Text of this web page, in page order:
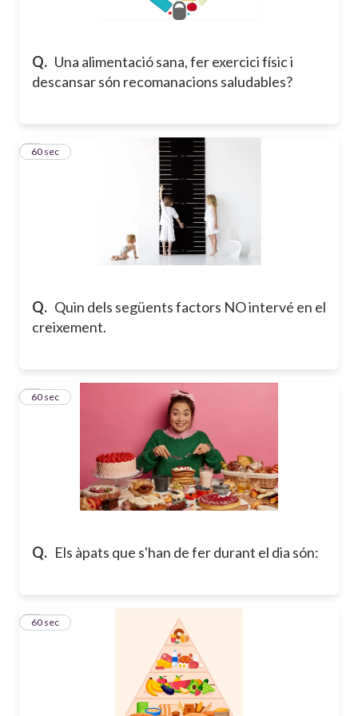
Q. Una alimentació sana, fer exercici físic i
descansar són recomanacions saludables?
Q. Quin dels següents factors NO intervé en el
creixement.
260 sec
Q. Els àpats que s'han de fer durant el dia són:
360 sec
460 sec